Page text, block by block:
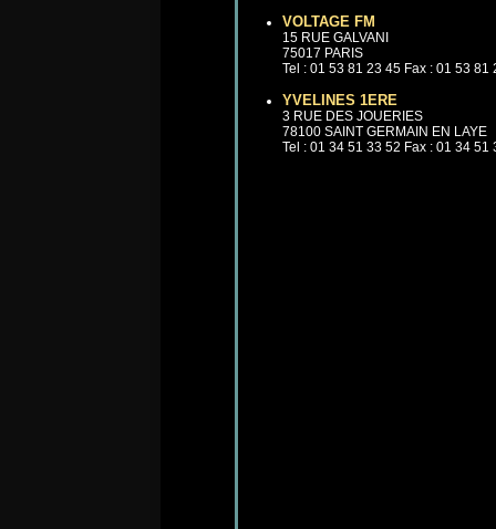
VOLTAGE FM
15 RUE GALVANI
75017 PARIS
Tel : 01 53 81 23 45 Fax : 01 53 81
YVELINES 1ERE
3 RUE DES JOUERIES
78100 SAINT GERMAIN EN LAYE
Tel : 01 34 51 33 52 Fax : 01 34 51